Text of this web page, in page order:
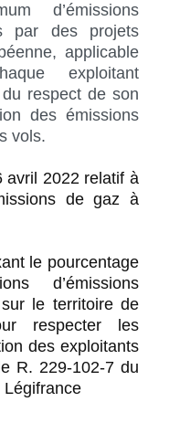
d’émissions
par des projets
applicable
exploitant
respect de son
des émissions
vols.
avril 2022 relatif à
de gaz à
le pourcentage
d’émissions
le territoire de
respecter les
des exploitants
R. 229-102-7 du
Légifrance